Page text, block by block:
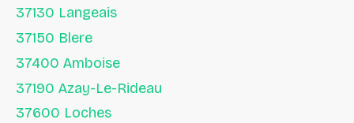
37130 Langeais
37150 Blere
37400 Amboise
37190 Azay-Le-Rideau
37600 Loches